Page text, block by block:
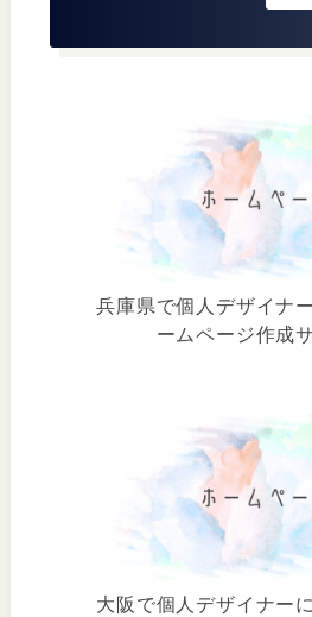
兵庫県で個人デザイナ
ームページ作成
大阪で個人デザイナー